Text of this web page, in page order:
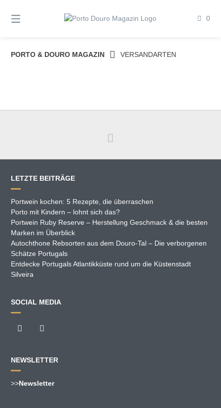
zum
Inhalt
0
PORTO & DOURO MAGAZIN VERSANDARTEN
LETZTE BEITRÄGE
Portwein kochen: 5 Rezepte, die überraschen
Porto mit Kindern – lohnt sich das?
Portwein Ruby Reserve – Herstellung Geschmack & die besten
Marken im Überblick
Autochthone Rebsorten aus dem Douro-Tal – Die verborgenen
Schätze Portugals
Entdecke Portugals Atlantikküste rund um die Küstenstadt
Silveira
SOCIAL MEDIA
NEWSLETTER
>>Newsletter